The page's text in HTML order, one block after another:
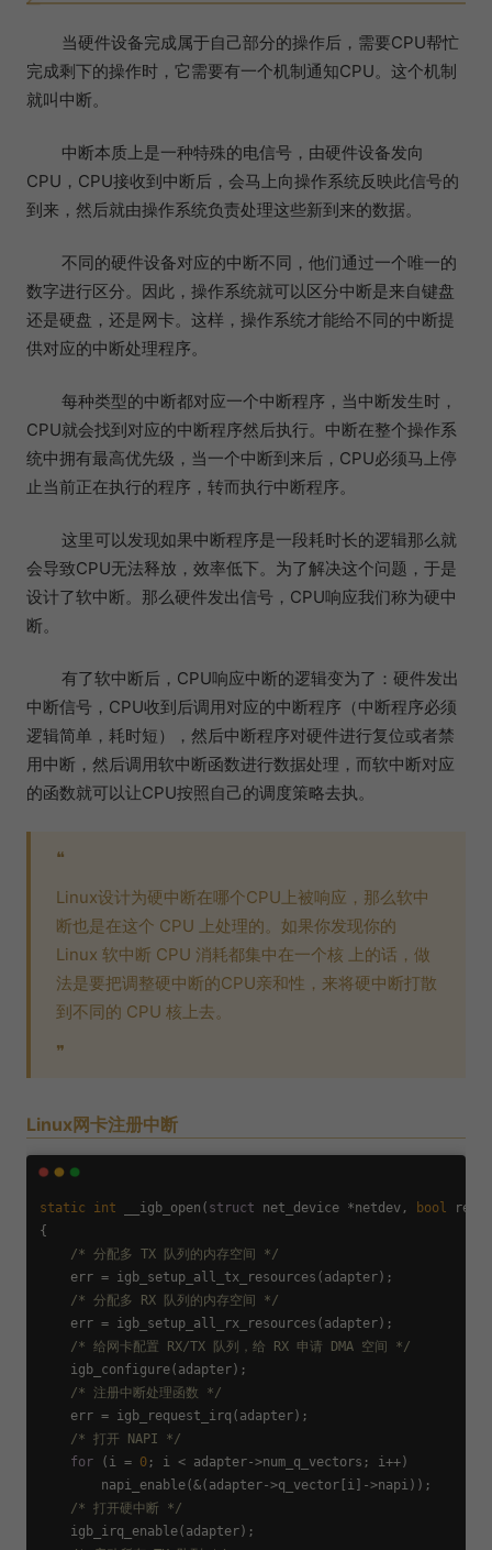
当硬件设备完成属于自己部分的操作后，需要CPU帮忙
完成剩下的操作时，它需要有一个机制通知CPU。这个机制
就叫中断。
中断本质上是一种特殊的电信号，由硬件设备发向
CPU，CPU接收到中断后，会马上向操作系统反映此信号的
到来，然后就由操作系统负责处理这些新到来的数据。
不同的硬件设备对应的中断不同，他们通过一个唯一的
数字进行区分。因此，操作系统就可以区分中断是来自键盘
还是硬盘，还是网卡。这样，操作系统才能给不同的中断提
供对应的中断处理程序。
每种类型的中断都对应一个中断程序，当中断发生时，
CPU就会找到对应的中断程序然后执行。中断在整个操作系
统中拥有最高优先级，当一个中断到来后，CPU必须马上停
止当前正在执行的程序，转而执行中断程序。
这里可以发现如果中断程序是一段耗时长的逻辑那么就
会导致CPU无法释放，效率低下。为了解决这个问题，于是
设计了软中断。那么硬件发出信号，CPU响应我们称为硬中
断。
有了软中断后，CPU响应中断的逻辑变为了：硬件发出
中断信号，CPU收到后调用对应的中断程序（中断程序必须
逻辑简单，耗时短），然后中断程序对硬件进行复位或者禁
用中断，然后调用软中断函数进行数据处理，而软中断对应
的函数就可以让CPU按照自己的调度策略去执。
❝
Linux设计为硬中断在哪个CPU上被响应，那么软中
断也是在这个 CPU 上处理的。如果你发现你的
Linux 软中断 CPU 消耗都集中在一个核 上的话，做
法是要把调整硬中断的CPU亲和性，来将硬中断打散
到不同的 CPU 核上去。
❞
Linux网卡注册中断
static int __igb_open( struct net_device *netdev, bool
{
/* 分配多 TX 队列的内存空间 */
err = igb_setup_all_tx_resources(adapter);
/* 分配多 RX 队列的内存空间 */
err = igb_setup_all_rx_resources(adapter);
/* 给网卡配置 RX/TX 队列，给 RX 申请 DMA 空间 */
igb_configure(adapter);
/* 注册中断处理函数 */
err = igb_request_irq(adapter);
/* 打开 NAPI */
for (i = 0 ; i < adapter->num_q_vectors; i++)
napi_enable(&(adapter->q_vector[i]->napi));
/* 打开硬中断 */
igb_irq_enable(adapter);